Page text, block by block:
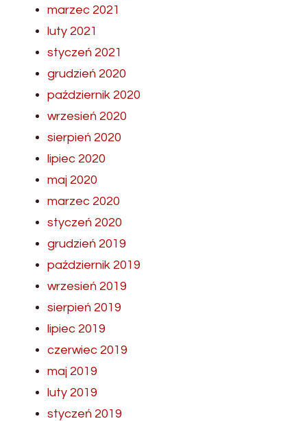
marzec 2021
luty 2021
styczeń 2021
grudzień 2020
październik 2020
wrzesień 2020
sierpień 2020
lipiec 2020
maj 2020
marzec 2020
styczeń 2020
grudzień 2019
październik 2019
wrzesień 2019
sierpień 2019
lipiec 2019
czerwiec 2019
maj 2019
luty 2019
styczeń 2019